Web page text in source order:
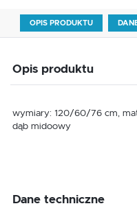
OPIS PRODUKTU
Opis produktu
wymiary: 120/60/76 cm,
dąb midoowy
Dane techniczne